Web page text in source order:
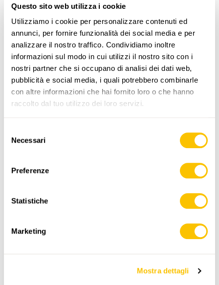
Questo sito web utilizza i cookie
Utilizziamo i cookie per personalizzare contenuti ed
annunci, per fornire funzionalità dei social media e per
analizzare il nostro traffico. Condividiamo inoltre
informazioni sul modo in cui utilizzi il nostro sito con i
nostri partner che si occupano di analisi dei dati web,
pubblicità e social media, i quali potrebbero combinarle
con altre informazioni che hai fornito loro o che hanno
raccolto dal tuo utilizzo dei loro servizi.
delNecessari
Preferenze
Statistiche
Marketing
Mostra dettagli
PERCORSO DELL'ESCURSIONE
Dati:
swisstopo
www.sentieri-svizzeri.ch